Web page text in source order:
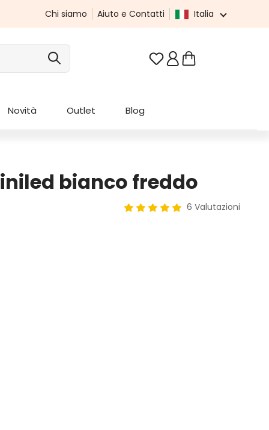
Chi siamo Aiuto e Contatti Italia
Hai 0 articoli nella
Novità Outlet Blog
bianco freddo
6 Valutazioni